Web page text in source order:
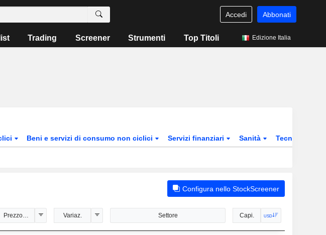
Accedi Abbonati
Trading Screener Strumenti Top Titoli Edizione Italia
Beni e servizi di consumo non ciclici Servizi finanziari Sanità Tecnologia
Configura nello StockScreener
Prezzo indicativo Variaz. Settore Capi. USD